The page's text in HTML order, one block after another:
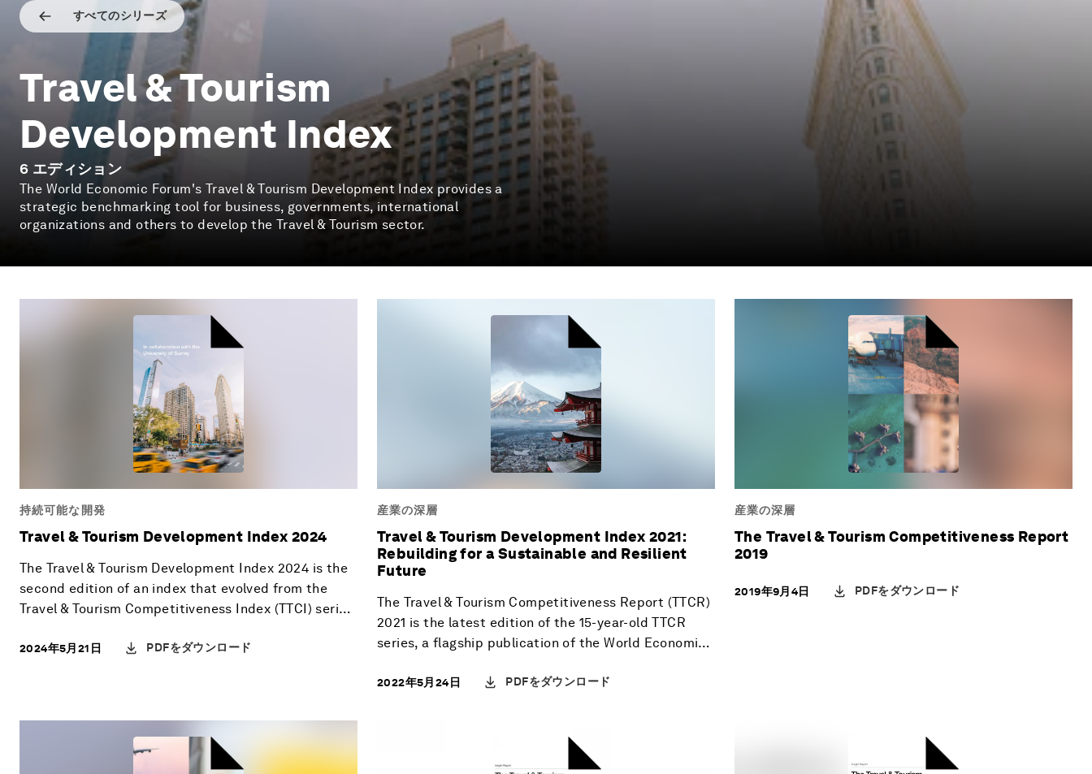
すべてのシリーズ
Travel & Tourism
Development Index
6 エディション
The World Economic Forum's Travel & Tourism Development Index provides a
strategic benchmarking tool for business, governments, international
organizations and others to develop the Travel & Tourism sector.
持続可能な開発
Travel & Tourism Development Index 2024
The Travel & Tourism Development Index 2024 is the
second edition of an index that evolved from the
Travel & Tourism Competitiveness Index (TTCI) series,
2024年5月21日 PDFをダウンロード
産業の深層
Travel & Tourism Development Index 2021:
Rebuilding for a Sustainable and Resilient
Future
The Travel & Tourism Competitiveness Report (TTCR)
2021 is the latest edition of the 15-year-old TTCR
series, a flagship publication of the World Economic
2022年5月24日 PDFをダウンロード
産業の深層
The Travel & Tourism Competitiveness Report
2019
2019年9月4日 PDFをダウンロード